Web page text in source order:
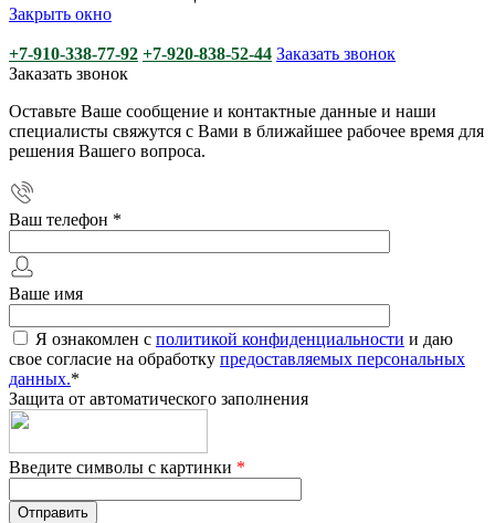
Закрыть окно
+7-910-338-77-92 +7-920-838-52-44 Заказать звонок
Заказать звонок
Оставьте Ваше сообщение и контактные данные и наши
специалисты свяжутся с Вами в ближайшее рабочее время для
решения Вашего вопроса.
Ваш телефон *
Ваше имя
Я ознакомлен с политикой конфиденциальности и даю
свое согласие на обработку предоставляемых персональных
данных.*
Защита от автоматического заполнения
Введите символы с картинки *